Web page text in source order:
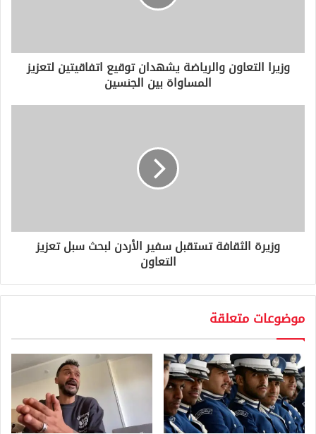
ر
وزيرا التعاون والرياضة يشهدان توقيع اتفاقيتين لتعزيز
المساواة بين الجنسين
وزيرة الثقافة تستقبل سفير الأردن لبحث سبل تعزيز
التعاون
موضوعات متعلقة